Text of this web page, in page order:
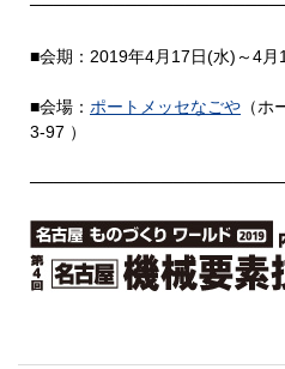
■会期：2019年4月17日(水)～4月
■会場： ポートメッセなごや （
3-97 ）